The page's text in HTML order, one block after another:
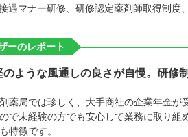
遇マナー研修、研修認定薬剤師取得制度
ーのレポート
ような風通しの良さが自慢。研修
薬局では珍しく、大手商社の企業年金が
で未経験の方でも安心して業務に取り組
特徴です。